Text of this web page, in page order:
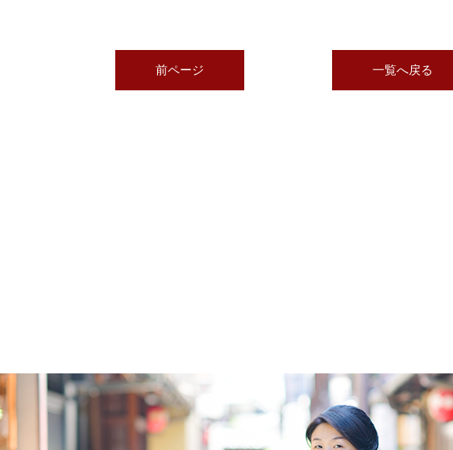
前ページ 一覧へ戻る